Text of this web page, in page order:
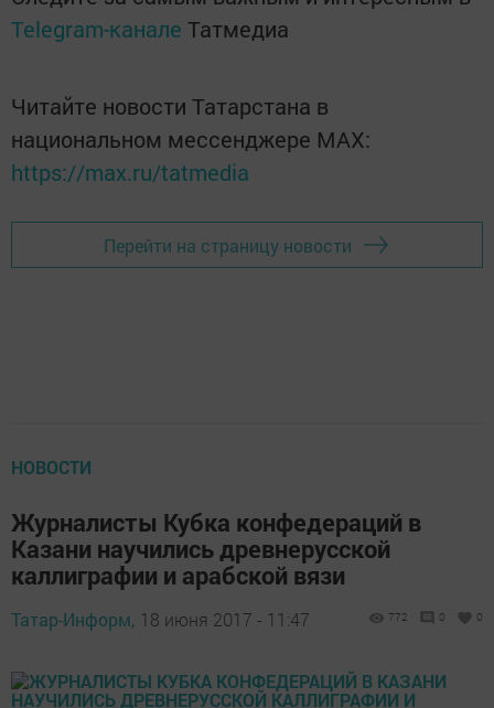
Telegram-канале Татмедиа
Читайте новости Татарстана в
национальном мессенджере MАХ:
https://max.ru/tatmedia
Перейти на страницу новости
НОВОСТИ
Журналисты Кубка конфедераций в
Казани научились древнерусской
каллиграфии и арабской вязи
Татар-Информ, 18 июня 2017 - 11:47 772 0 0